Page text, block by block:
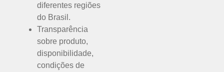
diferentes regiões
do Brasil.
Transparência
sobre produto,
disponibilidade,
condições de